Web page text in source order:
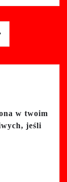
w twoim
jeśli